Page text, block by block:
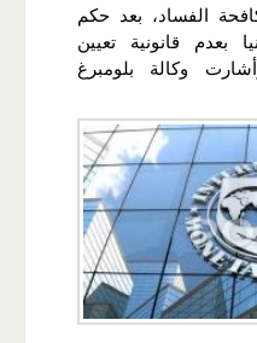
الفساد، بعد حكم
بعدم قانونية تعيين
وكالة بلومبرغ